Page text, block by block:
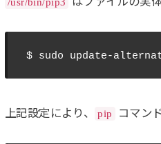
/usr/bin/pip3
上記設定により、 pip コマン